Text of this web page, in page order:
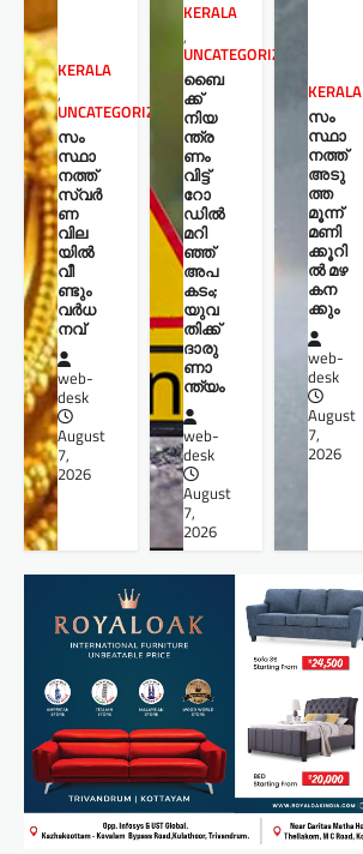
KERALA
,
UNCATEGORIZED
സം
സ്ഥാ
നത്ത്
സ്വർ
ണ
വില
യിൽ
വീ
ണ്ടും
വർധ
നവ്
web-
desk
August
7,
2026
KERALA
,
UNCATEGORIZED
ബൈ
ക്ക്
നിയ
ന്ത്ര
ണം
വിട്ട്
റോ
ഡില്‍
മറി
ഞ്ഞ്
അപ
കടം;
യുവ
തിക്ക്
ദാരു
ണാ
ന്ത്യം
web-
desk
August
7,
2026
KERALA
സം
സ്ഥാ
നത്ത്
അടു
ത്ത
മൂന്ന്
മണി
ക്കൂറി
ൽ മഴ
കന
ക്കും
web-
desk
August
7,
2026